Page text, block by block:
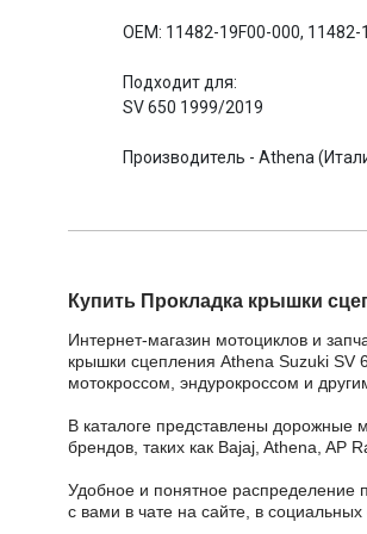
OEM: 11482-19F00-000, 11482-
Подходит для:
SV 650 1999/2019
Производитель - Athena
Купить Прокладка крышки
Интернет-магазин мотоциклов и
крышки сцепления Athena Suzuki SV
мотокроссом, эндурокроссом и
В каталоге представлены дорожные
брендов, таких как Bajaj, Athena, AP
Удобное и понятное распределение
с вами в чате на сайте, в